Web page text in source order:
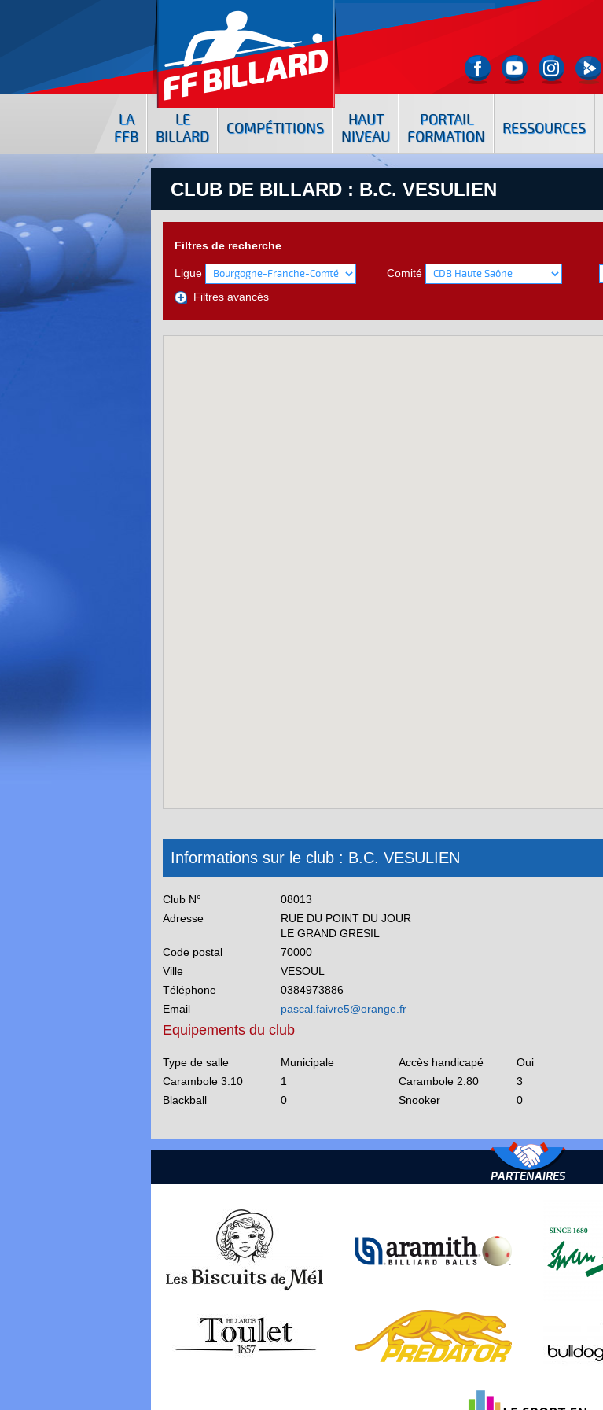
LA
FFB
LE
BILLARD
COMPÉTITIONS
HAUT
NIVEAU
PORTAIL
FORMATION
RESSOURCES
CLUB DE BILLARD : B.C. VESULIEN
Filtres de recherche
Ligue
Comité
Filtres avancés
Informations sur le club : B.C. VESULIEN
Club N°
08013
Adresse
RUE DU POINT DU JOUR
LE GRAND GRESIL
Code postal
70000
Ville
VESOUL
Téléphone
0384973886
Email
pascal.faivre5@orange.fr
Equipements du club
Type de salle Municipale Accès handicapé
Oui
Carambole 3.10
1 Carambole 2.80 3
Blackball
0 Snooker 0
PARTENAIRES